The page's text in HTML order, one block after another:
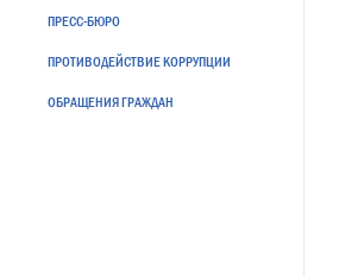
ПРЕСС-БЮРО
ПРОТИВОДЕЙСТВИЕ КОРРУПЦИИ
ОБРАЩЕНИЯ ГРАЖДАН